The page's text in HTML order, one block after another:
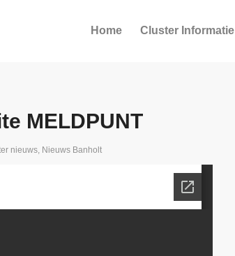
Home Cluster Informatie
MELDPUNT
nieuws, Nieuws Banholt